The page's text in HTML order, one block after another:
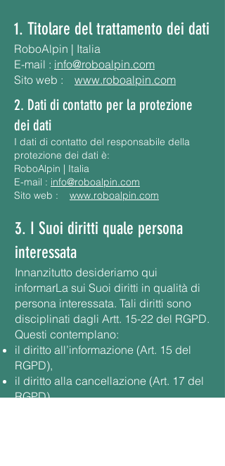
1. Titolare del trattamento dei dati
RoboAlpin | Italia
E-mail : info@roboalpin.com
Sito web : www.roboalpin.com
2. Dati di contatto per la protezione
dei dati
I dati di contatto del responsabile della
protezione dei dati è:
RoboAlpin | Italia
E-mail : info@roboalpin.com
Sito web : www.roboalpin.com
3. I Suoi diritti quale persona
interessata
Innanzitutto desideriamo qui
informarLa sui Suoi diritti in qualità di
persona interessata. Tali diritti sono
disciplinati dagli Artt. 15-22 del RGPD.
Questi contemplano:
il diritto all’informazione (Art. 15 del
RGPD),
il diritto alla cancellazione (Art. 17 del
RGPD),